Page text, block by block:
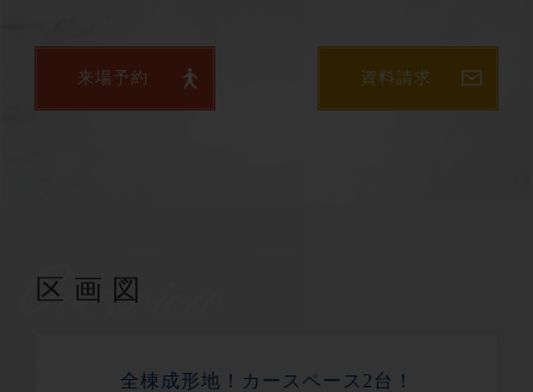
来場予約 資料請求
区画図
全棟成形地！カースペース2台！